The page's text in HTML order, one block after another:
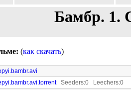
Бамбр. 1.
(как скачать)
Seeders:0 Leechers:0